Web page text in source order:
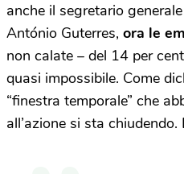
anche il segretario
António Guterres, ora le
non calate – del 14 per
quasi impossibile. Come
“finestra temporale” che
all’azione si sta